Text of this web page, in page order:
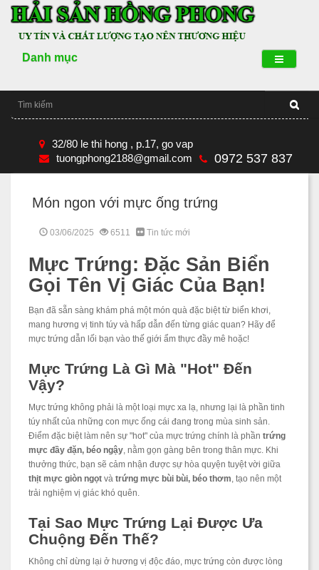
Danh mục
32/80 le thi hong , p.17, go vap
tuongphong2188@gmail.com
0972 537 837
Món ngon với mực ống trứng
03/06/2025 6511 Tin tức mới
Mực Trứng: Đặc Sản Biển
Gọi Tên Vị Giác Của Bạn!
Bạn đã sẵn sàng khám phá một món quà đặc biệt từ biển khơi,
mang hương vị tinh túy và hấp dẫn đến từng giác quan? Hãy để
mực trứng dẫn lối bạn vào thế giới ẩm thực đầy mê hoặc!
Mực Trứng Là Gì Mà "Hot" Đến
Vậy?
Mực trứng không phải là một loại mực xa lạ, nhưng lại là phần tinh
túy nhất của những con mực ống cái đang trong mùa sinh sản.
Điểm đặc biệt làm nên sự "hot" của mực trứng chính là phần trứng
mực đầy đặn, béo ngậy, nằm gọn gàng bên trong thân mực. Khi
thưởng thức, bạn sẽ cảm nhận được sự hòa quyện tuyệt vời giữa
thịt mực giòn ngọt và trứng mực bùi bùi, béo thơm, tạo nên một
trải nghiệm vị giác khó quên.
Tại Sao Mực Trứng Lại Được Ưa
Chuộng Đến Thế?
Không chỉ dừng lại ở hương vị độc đáo, mực trứng còn được lòng